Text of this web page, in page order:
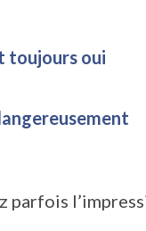
toujours oui